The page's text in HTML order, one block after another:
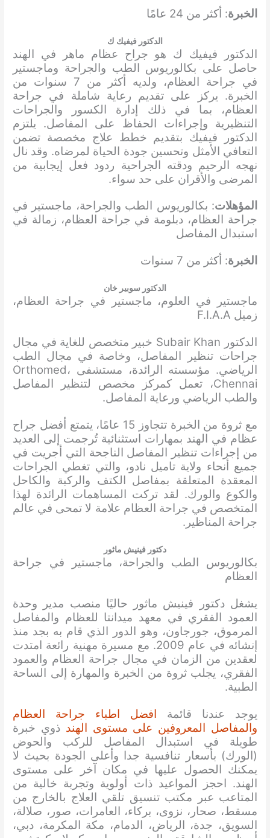
الخبرة: أكثر من 24 عامًا
الدكتور فيفيك ك
الدكتور فيفيك ك هو جراح عظام ماهر في الهند
حاصل على بكالوريوس الطب والجراحة وماجستير
في جراحة العظام، ولديه أكثر من 7 سنوات من
الخبرة. يركز على تقديم رعاية شاملة في جراحة
العظام، بما في ذلك إدارة الكسور والجراحات
التنظيرية وإجراءات الحفاظ على المفاصل. يلتزم
الدكتور فيفيك بتقديم خطط علاج مخصصة تضمن
التعافي الأمثل وتحسين جودة الحياة لمرضاه. وقد نال
نهجه الرحيم ودقته الجراحية ردود فعل إيجابية من
المرضى والأقران على حد سواء.
المؤهلات: بكالوريوس الطب والجراحة، ماجستير في
جراحة العظام، دبلومة في جراحة العظام، زمالة في
استبدال المفاصل
الخبرة: أكثر من 7 سنوات
الدكتور سوبير خان
ماجستير في العلوم، ماجستير في جراحة العظام،
زميل F.I.A.A
الدكتور Subair Khan خبير متخصص للغاية في مجال
جراحات تنظير المفاصل، وخاصة في مجال الطب
الرياضي. مؤسسته الرائدة، مستشفى Orthomed،
Chennai، تعمل كمركز مخصص لتنظير المفاصل
والطب الرياضي ورعاية المفاصل.
مع ثروة من الخبرة تتجاوز 15 عامًا، يتمتع أفضل جراح
عظام في الهند بمهارات استثنائية تُرجمت إلى العديد
من إجراءات تنظير المفاصل الناجحة التي أجريت في
جميع أنحاء ولاية تاميل نادو، والتي تغطي الجراحات
المعقدة المتعلقة بمفاصل الكتف والركبة والكاحل
والكوع والورك. لقد تركت المساهمات الرائدة لهذا
المتخصص في جراحة العظام علامة لا تمحى في عالم
جراحة المناظير.
دكتور فينيش ماثور
بكالوريوس الطب والجراحة، ماجستير في جراحة
العظام
يشغل دكتور فينيش ماثور حاليًا منصب مدير وحدة
العمود الفقري في معهد ميدانتا للعظام والمفاصل
المرموق، جورجاون، وهو الدور الذي قام به بجد منذ
إنشائه في عام 2009. مع مسيرة مهنية رائعة امتدت
لعقدين من الزمان في مجال جراحة العظام والعمود
الفقري، يجلب ثروة من الخبرة والمهارة إلى الساحة
الطبية.
يوجد عندنا قائمة افضل اطباء جراحة العظام
والمفاصل المعروفين على مستوى الهند ذوي خبرة
طويلة في استبدال المفاصل للركب والحوض
(الورك) بأسعار تنافسية جدا وأعلى الجودة بحيث لا
يمكنك الحصول عليها في مكان آخر على مستوى
الهند. احجز المواعيد ذات أولوية وتجربة خالية من
المتاعب عبر مكتب تنسيق تلقي العلاج بالخارج من
مسقط، صحار، نزوى، بركاء، العامرات، صور، صلالة،
السويق، جدة، الرياض، الدمام، مكة المكرمة، دبي،